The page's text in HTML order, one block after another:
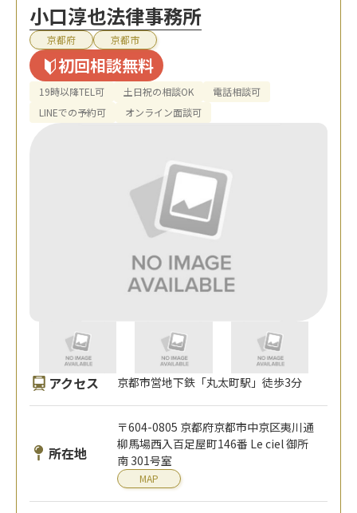
小口淳也法律事務所
京都府 京都市
初回相談無料
19時以降TEL可 土日祝の相談OK
電話相談可
LINEでの予約可
オンライン面談可
アクセス 京都市営地下鉄「丸太町駅」徒歩3分
所在地
〒604-0805 京都府京都市中京区夷川通
柳馬場西入百足屋町146番 Le ciel 御所
南 301号室
MAP